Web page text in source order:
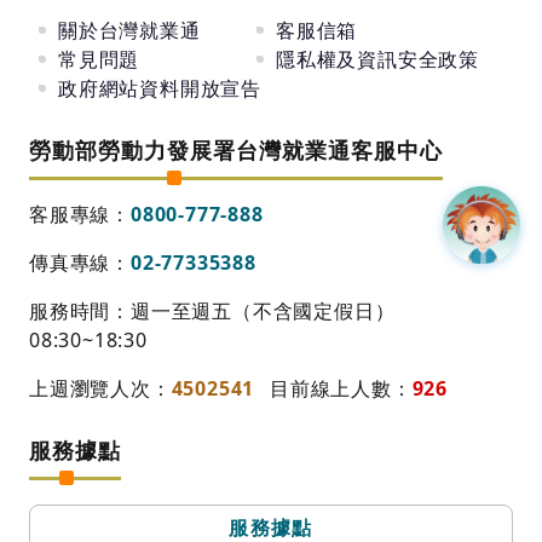
關於台灣就業通
客服信箱
常見問題
隱私權及資訊安全政策
政府網站資料開放宣告
勞動部勞動力發展署台灣就業通客服中心
客服專線： 0800-777-888
傳真專線： 02-77335388
服務時間：週一至週五（不含國定假日）
08:30~18:30
上週瀏覽人次： 4502541 目前線上人數： 926
服務據點
服務據點